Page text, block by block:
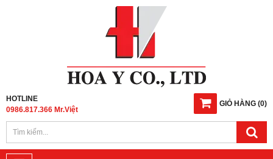
GIỎ HÀNG (0)
HOTLINE
0986.817.366 Mr.Việt